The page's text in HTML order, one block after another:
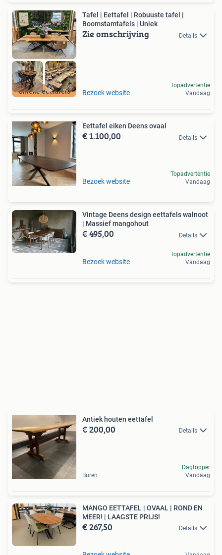
Unieke eettafels
Tafel | Eettafel | Robuuste tafel |
Boomstamtafels | Uniek
Zie omschrijving Details
Bezoek website
Topadvertentie
Vandaag
Eettafel eiken Deens ovaal
€ 1.100,00 Details
Bezoek website
Topadvertentie
Vandaag
Vintage Deens design eettafels walnoot
| Massief mangohout
€ 495,00 Details
Bezoek website
Topadvertentie
Vandaag
Antiek houten eettafel
€ 200,00 Details
Buren
Dagtopper
Vandaag
MANGO EETTAFEL | OVAAL | ROND EN
MEER! | LAAGSTE PRIJS!
€ 267,50 Details